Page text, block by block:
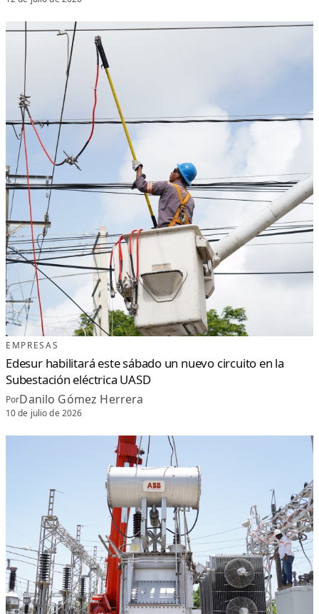
EMPRESAS
Edesur habilitará este sábado un nuevo circuito en la
Subestación eléctrica UASD
PorDanilo Gómez Herrera
10 de julio de 2026